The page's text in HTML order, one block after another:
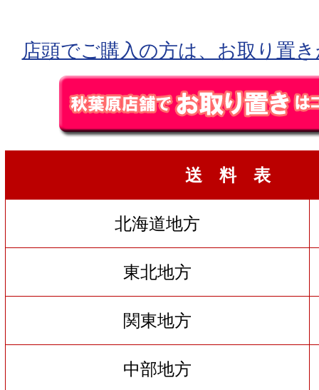
店頭でご購入の方は、お取り置
送 料 表
北海道地方
東北地方
関東地方
中部地方